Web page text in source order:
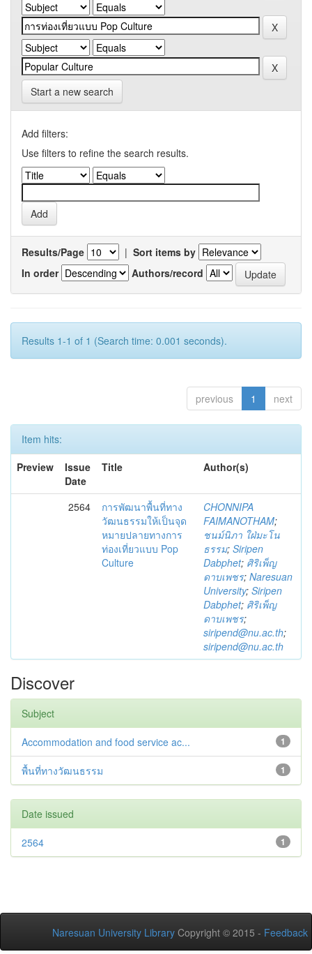
Start a new search
Add filters:
Use filters to refine the search results.
Results/Page | Sort items by
In order
Authors/record
Results 1-1 of 1 (Search time: 0.001 seconds).
previous 1 next
Item hits:
Preview
Issue
Date
Title Author(s)
2564
การพัฒนาพื้นที่ทาง
วัฒนธรรมให้เป็นจุด
หมายปลายทางการ
ท่องเที่ยวแบบ Pop
Culture
CHONNIPA
FAIMANOTHAM;
ชนม์นิภา ใฝ่มะโน
ธรรม; Siripen
Dabphet; ศิริเพ็ญ
ดาบเพชร; Naresuan
University; Siripen
Dabphet; ศิริเพ็ญ
ดาบเพชร;
siripend@nu.ac.th;
siripend@nu.ac.th
Discover
Subject
1
Accommodation and food service ac...
1
พื้นที่ทางวัฒนธรรม
Date issued
1
2564
Naresuan University Library Copyright © 2015 - Feedback